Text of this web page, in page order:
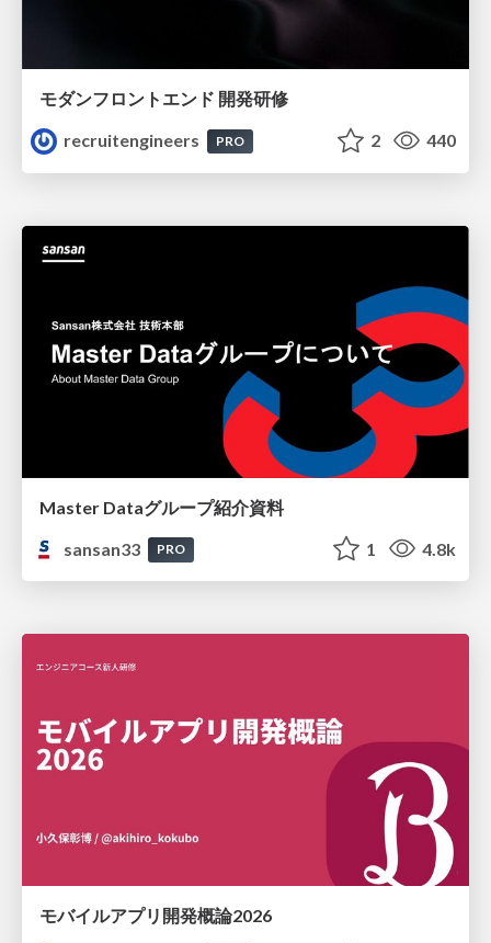
モダンフロントエンド 開発研修
recruitengineers
PRO 2 440
Master Dataグループ紹介資料
sansan33
PRO 1 4.8k
モバイルアプリ開発概論2026